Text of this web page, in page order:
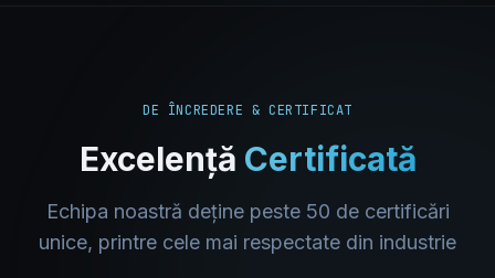
DE ÎNCREDERE & CERTIFICAT
Excelență Certificată
Echipa noastră deține peste 50 de certificări
unice, printre cele mai respectate din industrie